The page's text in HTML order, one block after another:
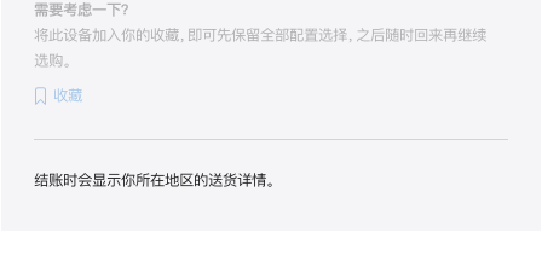
选
需要考虑一下？
将此设备加入你的收藏，即可先保留全部配置选择，之后随时回来再继续
选购。
收藏
结账时会显示你所在地区的送货详情。